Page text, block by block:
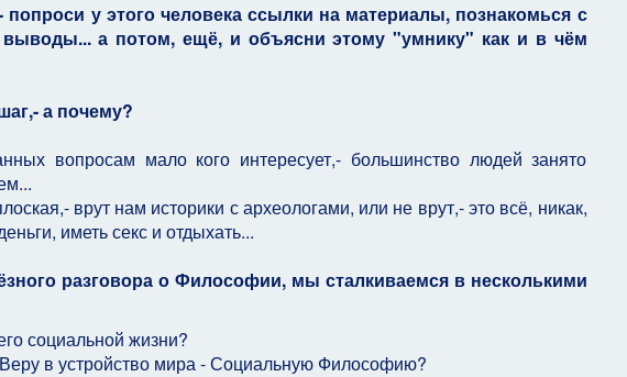
у этого человека ссылки на материалы, познакомься с
а потом, ещё, и объясни этому "умнику" как и в чём
а почему?
вопросам мало кого интересует,- большинство людей занято
врут нам историки с археологами, или не врут,- это всё, никак,
иметь секс и отдыхать...
разговора о Философии, мы сталкиваемся в несколькими
социальной жизни?
в устройство мира - Социальную Философию?